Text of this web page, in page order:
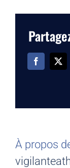
Facebook
X
À propos